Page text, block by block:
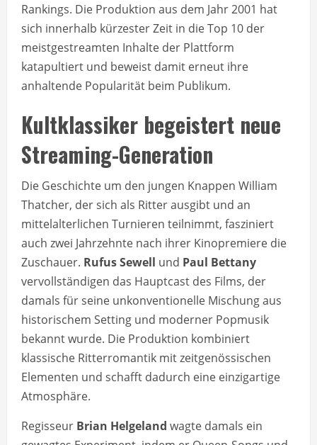
Rankings. Die Produktion aus dem Jahr 2001 hat
sich innerhalb kürzester Zeit in die Top 10 der
meistgestreamten Inhalte der Plattform
katapultiert und beweist damit erneut ihre
anhaltende Popularität beim Publikum.
Kultklassiker begeistert neue
Streaming-Generation
Die Geschichte um den jungen Knappen William
Thatcher, der sich als Ritter ausgibt und an
mittelalterlichen Turnieren teilnimmt, fasziniert
auch zwei Jahrzehnte nach ihrer Kinopremiere die
Zuschauer. Rufus Sewell und Paul Bettany
vervollständigen das Hauptcast des Films, der
damals für seine unkonventionelle Mischung aus
historischem Setting und moderner Popmusik
bekannt wurde. Die Produktion kombiniert
klassische Ritterromantik mit zeitgenössischen
Elementen und schafft dadurch eine einzigartige
Atmosphäre.
Regisseur Brian Helgeland wagte damals ein